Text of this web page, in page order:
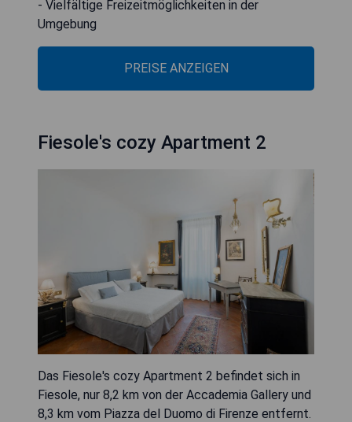
- Vielfältige Freizeitmöglichkeiten in der
Umgebung
PREISE ANZEIGEN
Fiesole's cozy Apartment 2
Das Fiesole's cozy Apartment 2 befindet sich in
Fiesole, nur 8,2 km von der Accademia Gallery und
8,3 km vom Piazza del Duomo di Firenze entfernt.